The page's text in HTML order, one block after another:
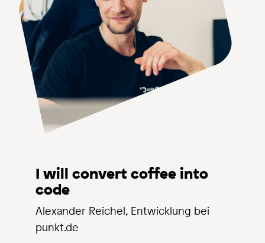
I will convert coffee into
code
Alexander Reichel, Entwicklung bei
punkt.de